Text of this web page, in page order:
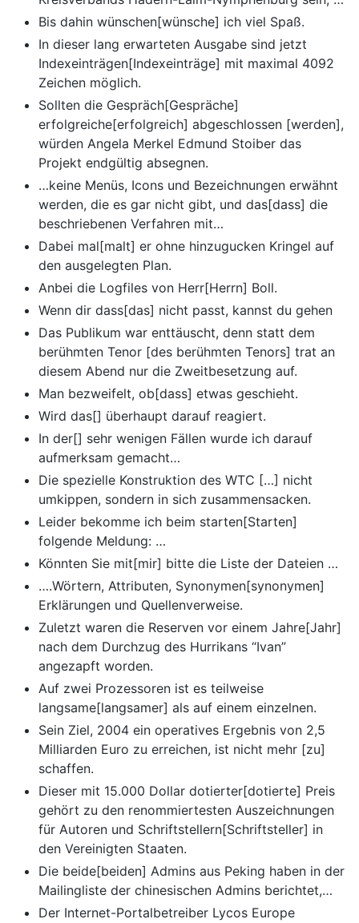
Bis dahin wünschen[wünsche] ich viel Spaß.
In dieser lang erwarteten Ausgabe sind jetzt
Indexeinträgen[Indexeinträge] mit maximal 4092
Zeichen möglich.
Sollten die Gespräch[Gespräche]
erfolgreiche[erfolgreich] abgeschlossen [werden],
würden Angela Merkel Edmund Stoiber das
Projekt endgültig absegnen.
…keine Menüs, Icons und Bezeichnungen erwähnt
werden, die es gar nicht gibt, und das[dass] die
beschriebenen Verfahren mit…
Dabei mal[malt] er ohne hinzugucken Kringel auf
den ausgelegten Plan.
Anbei die Logfiles von Herr[Herrn] Boll.
Wenn dir dass[das] nicht passt, kannst du gehen
Das Publikum war enttäuscht, denn statt dem
berühmten Tenor [des berühmten Tenors] trat an
diesem Abend nur die Zweitbesetzung auf.
Man bezweifelt, ob[dass] etwas geschieht.
Wird das[] überhaupt darauf reagiert.
In der[] sehr wenigen Fällen wurde ich darauf
aufmerksam gemacht…
Die spezielle Konstruktion des WTC […] nicht
umkippen, sondern in sich zusammensacken.
Leider bekomme ich beim starten[Starten]
folgende Meldung: …
Könnten Sie mit[mir] bitte die Liste der Dateien …
….Wörtern, Attributen, Synonymen[synonymen]
Erklärungen und Quellenverweise.
Zuletzt waren die Reserven vor einem Jahre[Jahr]
nach dem Durchzug des Hurrikans “Ivan”
angezapft worden.
Auf zwei Prozessoren ist es teilweise
langsame[langsamer] als auf einem einzelnen.
Sein Ziel, 2004 ein operatives Ergebnis von 2,5
Milliarden Euro zu erreichen, ist nicht mehr [zu]
schaffen.
Dieser mit 15.000 Dollar dotierter[dotierte] Preis
gehört zu den renommiertesten Auszeichnungen
für Autoren und Schriftstellern[Schriftsteller] in
den Vereinigten Staaten.
Die beide[beiden] Admins aus Peking haben in der
Mailingliste der chinesischen Admins berichtet,…
Der Internet-Portalbetreiber Lycos Europe